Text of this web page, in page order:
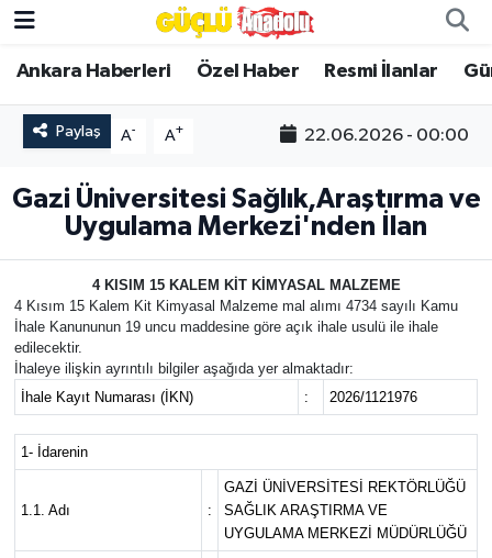
Ankara Haberleri Özel Haber Resmi İlanlar
Paylaş A- A+ 22.06.2026 - 00:00
Gazi Üniversitesi Sağlık,Araştırma ve
Uygulama Merkezi'nden İlan
4 KISIM 15 KALEM KİT KİMYASAL MALZEME
4 Kısım 15 Kalem Kit Kimyasal Malzeme mal alımı 4734 sayılı Kamu
İhale Kanununun 19 uncu maddesine göre açık ihale usulü ile ihale
edilecektir.
İhaleye ilişkin ayrıntılı bilgiler aşağıda yer almaktadır:
İhale Kayıt Numarası (İKN)
: 2026/1121976
1- İdarenin
1.1. Adı :
GAZİ ÜNİVERSİTESİ REKTÖRLÜĞÜ
SAĞLIK ARAŞTIRMA VE
UYGULAMA MERKEZİ MÜDÜRLÜĞÜ
Özel Haber
Ankara Haberleri
Resmi İlanlar
Gündem
Asayiş
Dünya
Magazin